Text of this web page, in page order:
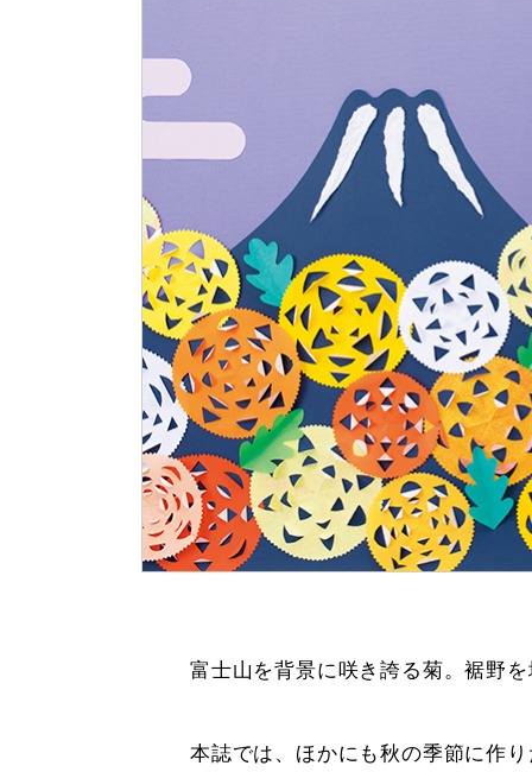
富士山を背景に咲き誇る菊。裾野
本誌では、ほかにも秋の季節に作